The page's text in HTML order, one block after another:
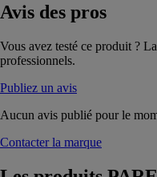
Avis des pros
Vous avez testé ce produit ?
professionnels.
Publiez un avis
Aucun avis publié pour le
Contacter la marque